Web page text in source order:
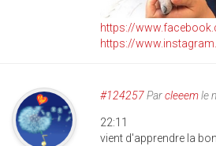
https://
https://
#124257Parcleeemle
22:11
vient d'apprendre la